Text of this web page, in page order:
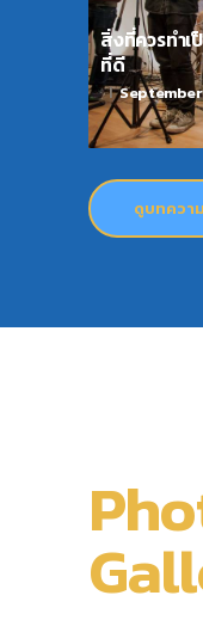
สิ่งที่ควรทำเ
ที่ดี
September
ดูบทควา